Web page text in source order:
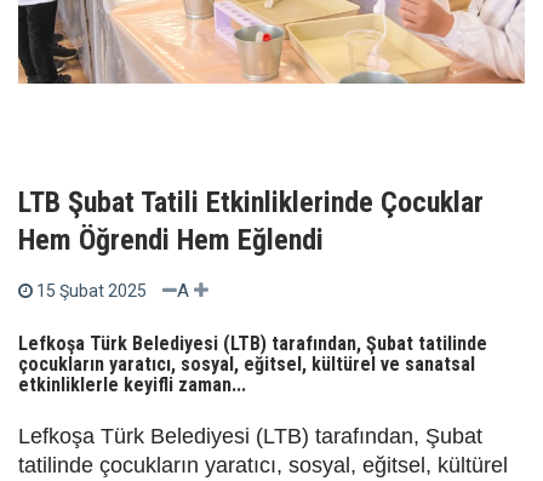
LTB Şubat Tatili Etkinliklerinde Çocuklar
Hem Öğrendi Hem Eğlendi
15 Şubat 2025 A
Lefkoşa Türk Belediyesi (LTB) tarafından, Şubat tatilinde
çocukların yaratıcı, sosyal, eğitsel, kültürel ve sanatsal
etkinliklerle keyifli zaman...
Lefkoşa Türk Belediyesi (LTB) tarafından, Şubat
tatilinde çocukların yaratıcı, sosyal, eğitsel, kültürel